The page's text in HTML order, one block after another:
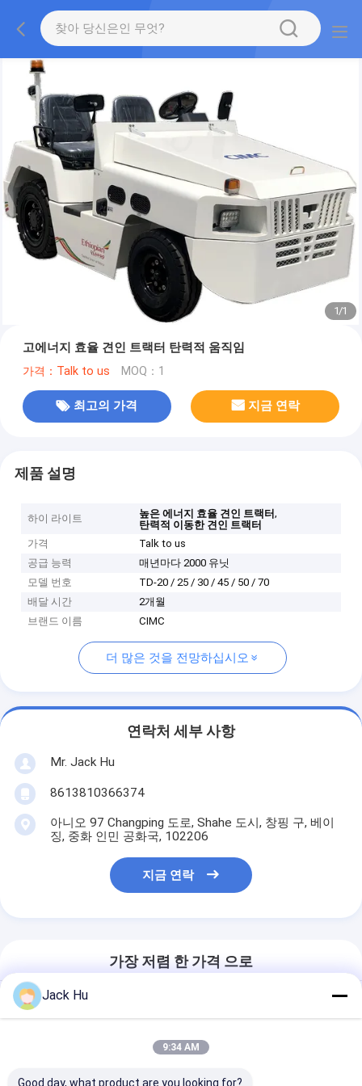
1/1
고에너지 효율 견인 트랙터 탄력적 움직임
가격：Talk to us MOQ：1
최고의 가격 지금 연락
제품 설명
하이 라이트 높은 에너지 효율 견인 트랙터,
탄력적 이동한 견인 트랙터
가격
Talk to us
공급 능력
매년마다 2000 유닛
모델 번호
TD-20 / 25 / 30 / 45 / 50 / 70
배달 시간
2개월
브랜드 이름
CIMC
더 많은 것을 전망하십시오
연락처 세부 사항
Mr. Jack Hu
8613810366374
아니오 97 Changping 도로, Shahe 도시, 창핑 구, 베이
징, 중화 인민 공화국, 102206
지금 연락
가장 저렴 한 가격 으로
고에너지 효율 견인
Jack Hu
9:34 AM
Good day, what product are you looking for?